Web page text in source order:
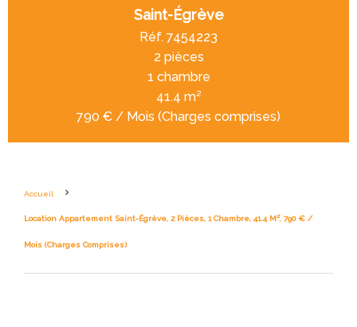
Saint-Égrève
Réf. 7454223
2 pièces
1 chambre
41.4 m²
790 € / Mois (Charges comprises)
Accueil
Location Appartement Saint-Égrève, 2 Pièces, 1 Chambre, 41.4 M², 790 € /
Mois (Charges Comprises)